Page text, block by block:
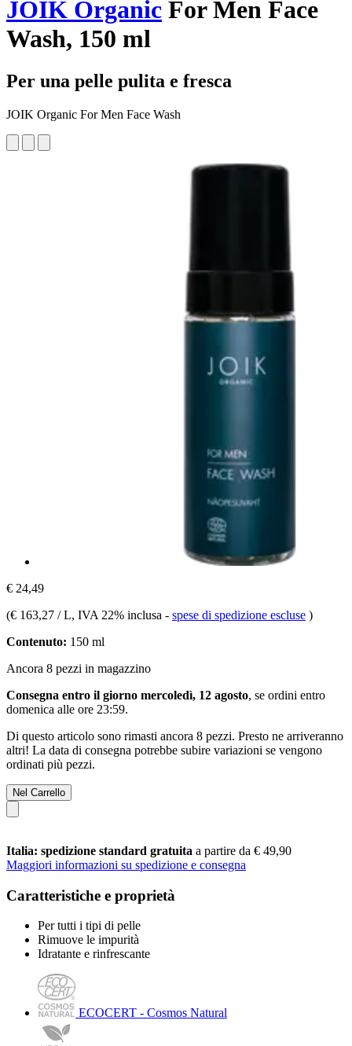
JOIK Organic For Men Face
Wash, 150 ml
Per una pelle pulita e fresca
JOIK Organic For Men Face Wash
€ 24,49
(€ 163,27 / L, IVA 22% inclusa - spese di spedizione escluse )
Contenuto: 150 ml
Ancora 8 pezzi in magazzino
Consegna entro il giorno mercoledì, 12 agosto, se ordini entro
domenica alle ore 23:59.
Di questo articolo sono rimasti ancora 8 pezzi. Presto ne arriveranno
altri! La data di consegna potrebbe subire variazioni se vengono
ordinati più pezzi.
Nel Carrello
Italia: spedizione standard gratuita a partire da € 49,90
Maggiori informazioni su spedizione e consegna
Caratteristiche e proprietà
Per tutti i tipi di pelle
Rimuove le impurità
Idratante e rinfrescante
ECOCERT - Cosmos Natural